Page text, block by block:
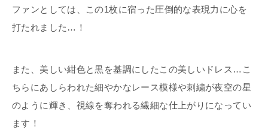
ファンとしては、この1枚に宿った圧倒的な表現力に心を
打たれました…！
また、美しい紺色と黒を基調にしたこの美しいドレス…こ
ちらにあしらわれた細やかなレース模様や刺繍が夜空の星
のように輝き、視線を奪われる繊細な仕上がりになってい
ます！